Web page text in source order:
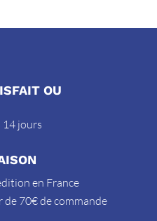
OU
jours
en France
de 70€ de commande